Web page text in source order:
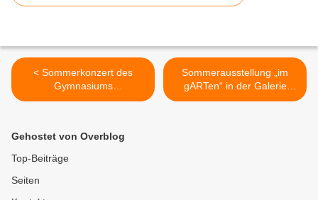
< Sommerkonzert des
Gymnasiums
Veitshöchheim:
Sommerausstellung „im
gARTen“ in der Galerie
Katharina Schwerd an zwei
Gehostet von Overblog
Top-Beiträge
Seiten